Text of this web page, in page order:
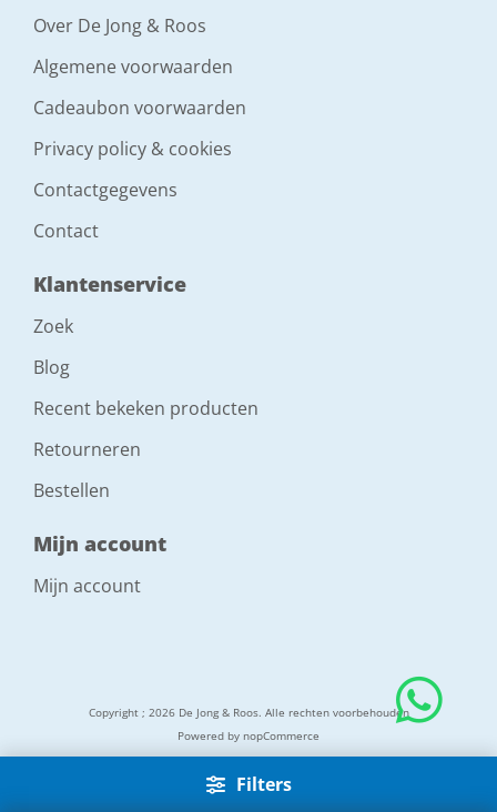
Filters
Over De Jong & Roos
Algemene voorwaarden
Cadeaubon voorwaarden
Privacy policy & cookies
Contactgegevens
Contact
Klantenservice
Zoek
Blog
Recent bekeken producten
Retourneren
Bestellen
Mijn account
Mijn account
Copyright ; 2026 De Jong & Roos. Alle rechten voorbehouden
Powered by nopCommerce